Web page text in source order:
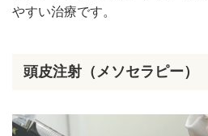
やすい治療です。
頭皮注射（メソセラピー）